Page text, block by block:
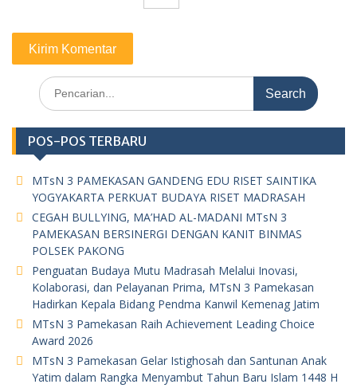
Search
for:
POS-POS TERBARU
MTsN 3 PAMEKASAN GANDENG EDU RISET SAINTIKA
YOGYAKARTA PERKUAT BUDAYA RISET MADRASAH
CEGAH BULLYING, MA’HAD AL-MADANI MTsN 3
PAMEKASAN BERSINERGI DENGAN KANIT BINMAS
POLSEK PAKONG
Penguatan Budaya Mutu Madrasah Melalui Inovasi,
Kolaborasi, dan Pelayanan Prima, MTsN 3 Pamekasan
Hadirkan Kepala Bidang Pendma Kanwil Kemenag Jatim
MTsN 3 Pamekasan Raih Achievement Leading Choice
Award 2026
MTsN 3 Pamekasan Gelar Istighosah dan Santunan Anak
Yatim dalam Rangka Menyambut Tahun Baru Islam 1448 H